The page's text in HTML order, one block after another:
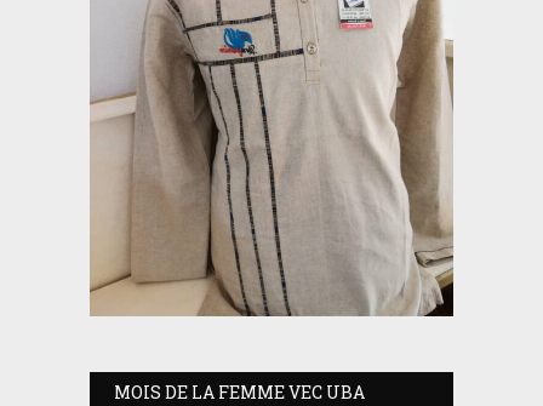
MOIS DE LA FEMME VEC UBA